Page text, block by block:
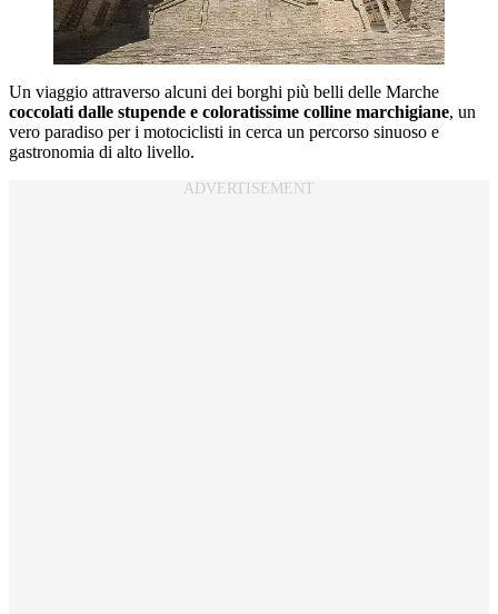
Un viaggio attraverso alcuni dei borghi più belli delle Marche
coccolati dalle stupende e coloratissime colline marchigiane, un
vero paradiso per i motociclisti in cerca un percorso sinuoso e
gastronomia di alto livello.